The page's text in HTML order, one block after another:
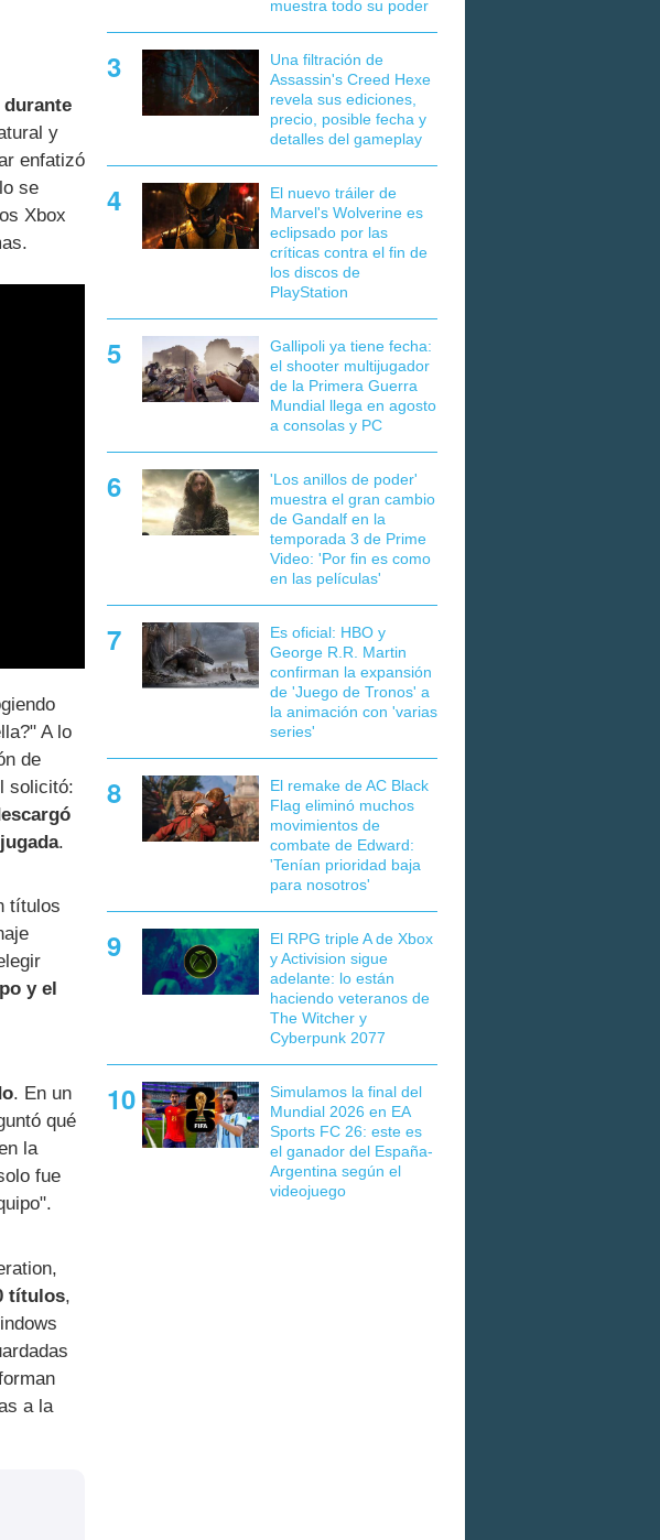
y
enfatizó
se
Xbox
A lo
de
solicitó:
.
títulos
y el
. En un
qué
la
fue
títulos,
a la
muestra todo su poder
Una filtración de
Assassin's Creed Hexe
revela sus ediciones,
precio, posible fecha y
detalles del gameplay
El nuevo tráiler de
Marvel's Wolverine es
eclipsado por las
críticas contra el fin de
los discos de
PlayStation
Gallipoli ya tiene fecha:
el shooter multijugador
de la Primera Guerra
Mundial llega en agosto
a consolas y PC
'Los anillos de poder'
muestra el gran cambio
de Gandalf en la
temporada 3 de Prime
Video: 'Por fin es como
en las películas'
Es oficial: HBO y
George R.R. Martin
confirman la expansión
de 'Juego de Tronos' a
la animación con 'varias
series'
El remake de AC Black
Flag eliminó muchos
movimientos de
combate de Edward:
'Tenían prioridad baja
para nosotros'
El RPG triple A de Xbox
y Activision sigue
adelante: lo están
haciendo veteranos de
The Witcher y
Cyberpunk 2077
Simulamos la final del
Mundial 2026 en EA
Sports FC 26: este es
el ganador del España-
Argentina según el
videojuego